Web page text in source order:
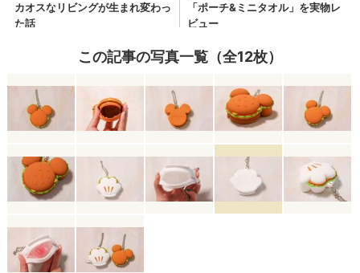
この記事の写真一覧（全12枚）